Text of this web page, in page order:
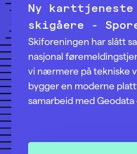
Ny
skigåere -
Skiforeningen har slått
nasjonal
vi nærmere på tekniske
bygger en moderne
samarbeid med